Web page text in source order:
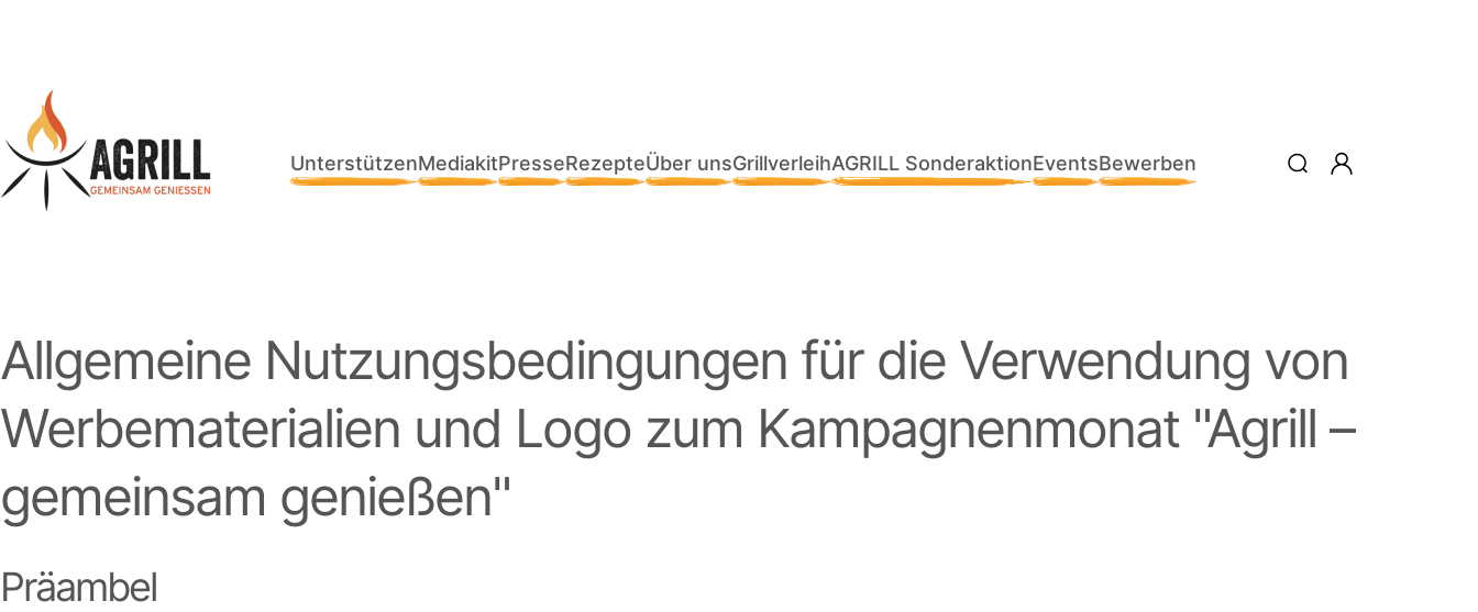
UnterstützenMediakitPresseRezepteÜber unsGrillverleihAGRILL SonderaktionEventsBewerben
Allgemeine Nutzungsbedingungen für die Verwendung von
Werbematerialien und Logo zum Kampagnenmonat Agrill –
gemeinsam genießen
Präambel